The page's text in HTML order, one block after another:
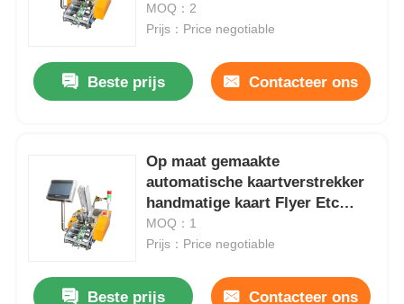
MOQ：2
Prijs：Price negotiable
Beste prijs Contacteer ons
Op maat gemaakte
automatische kaartverstrekker
handmatige kaart Flyer Etc
Sorter Server Feeder Papier
kaart
MOQ：1
Prijs：Price negotiable
Beste prijs Contacteer ons